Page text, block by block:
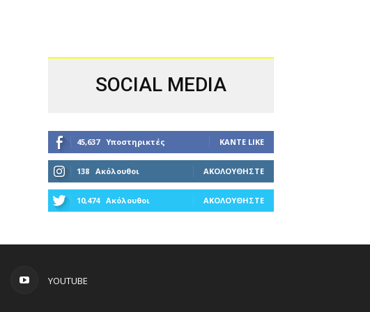
SOCIAL MEDIA
45,637 Υποστηρικτές ΚΆΝΤΕ LIKE
138 Ακόλουθοι ΑΚΟΛΟΥΘΉΣΤΕ
10,474 Ακόλουθοι ΑΚΟΛΟΥΘΉΣΤΕ
YOUTUBE